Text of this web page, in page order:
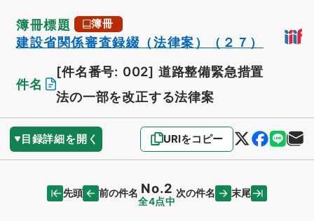
簿冊標題 簿冊
建設省関係審査録綴（法律案）（２７）
件名
[件名番号: 002] 道路整備緊急措置
法の一部を改正する法律案
目録詳細を開く URIをコピー
先頭 前の件名 No.2
全4点中
次の件名 末尾